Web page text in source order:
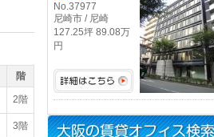
階
2階
3階
No.37977
尼崎市 / 尼崎
127.25坪 89.08万
円